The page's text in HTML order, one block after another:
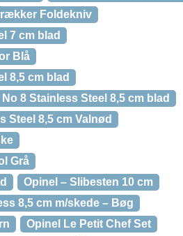
Foldekniv
7 cm blad
Blå
8,5 cm blad
8 Stainless Steel 8,5 cm blad
Steel 8,5 cm Valnød
Grå
Opinel – Slibesten 10 cm
8,5 cm m/skede – Bøg
Opinel Le Petit Chef Set